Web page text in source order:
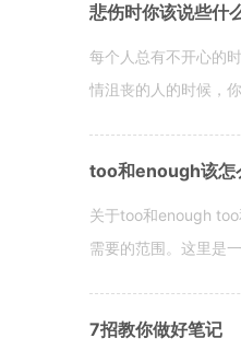
悲伤时你该说些什
每个人总有不开心的
情沮丧的人的时候，
too和enough该怎
关于too和enough
需要的范围。这里是
7招教你做好笔记